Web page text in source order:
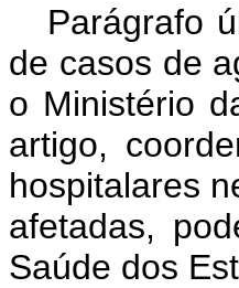
Parágrafo
de casos de
o Ministério
artigo,
hospitalares
afetadas,
Saúde dos